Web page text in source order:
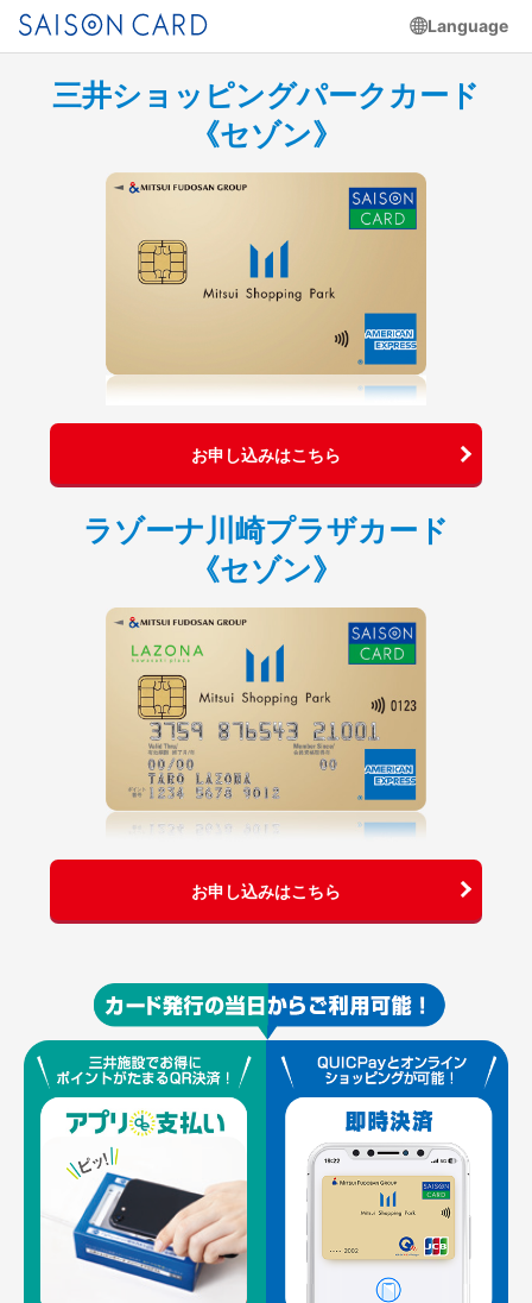
Language
三井ショッピングパークカード
《セゾン》
お申し込みはこちら
ラゾーナ川崎プラザカード
《セゾン》
お申し込みはこちら